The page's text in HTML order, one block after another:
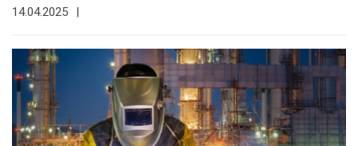
14.04.2025 |